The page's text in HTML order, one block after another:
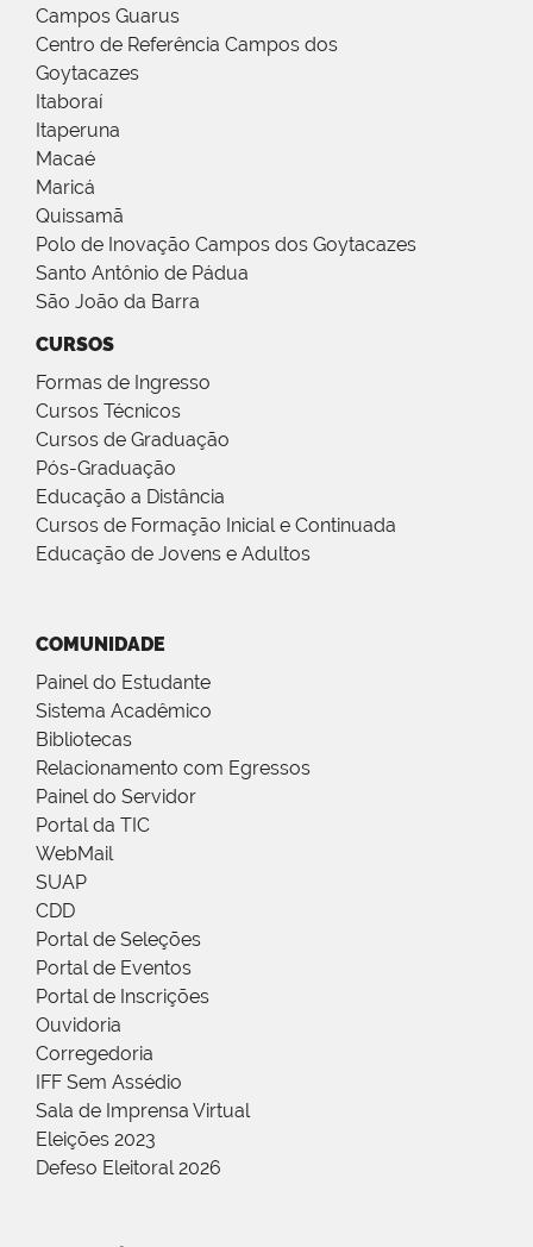
Campos Guarus
Centro de Referência Campos dos
Goytacazes
Itaboraí
Itaperuna
Macaé
Maricá
Quissamã
Polo de Inovação Campos dos Goytacazes
Santo Antônio de Pádua
São João da Barra
CURSOS
Formas de Ingresso
Cursos Técnicos
Cursos de Graduação
Pós-Graduação
Educação a Distância
Cursos de Formação Inicial e Continuada
Educação de Jovens e Adultos
COMUNIDADE
Painel do Estudante
Sistema Acadêmico
Bibliotecas
Relacionamento com Egressos
Painel do Servidor
Portal da TIC
WebMail
SUAP
CDD
Portal de Seleções
Portal de Eventos
Portal de Inscrições
Ouvidoria
Corregedoria
IFF Sem Assédio
Sala de Imprensa Virtual
Eleições 2023
Defeso Eleitoral 2026